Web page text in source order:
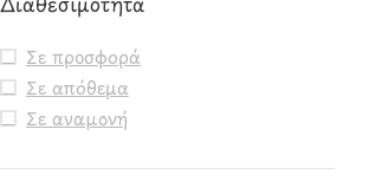
Σε προσφορά
Σε απόθεμα
Σε αναμονή